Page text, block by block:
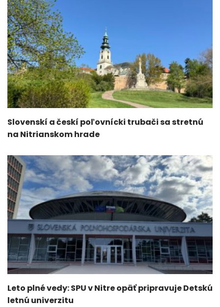
Slovenskí a českí poľovnícki trubači sa stretnú
na Nitrianskom hrade
Leto plné vedy: SPU v Nitre opäť pripravuje Detskú
letnú univerzitu